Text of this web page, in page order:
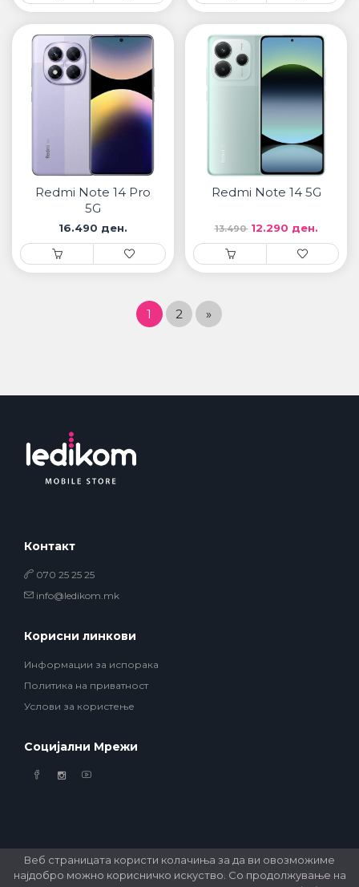
Redmi Note 14 Pro
5G
16.490 ден.
Redmi Note 14 5G
13.490 12.290 ден.
1 2 »
Веб страницата користи колачиња за да ви овозможиме
најдобро можно корисничко искуство. Со продолжување на
Контакт
070 25 25 25
info@ledikom.mk
Корисни линкови
Информации за испорака
Политика на приватност
Услови за користење
Социјални Мрежи
© 2026 Ledikom Mobile Store. All Rights Reserved. Developed byGSM Media